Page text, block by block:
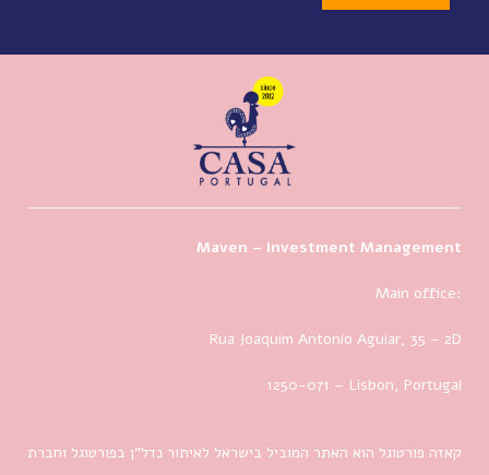
Maven – Investment Management
Main office:
Rua Joaquim Antonio Aguiar, 35 – 2D
1250-071 – Lisbon, Portugal
קאזה פורטוגל הוא האתר המוביל בישראל לאיתור נדל”ן בפורטוגל וחברת